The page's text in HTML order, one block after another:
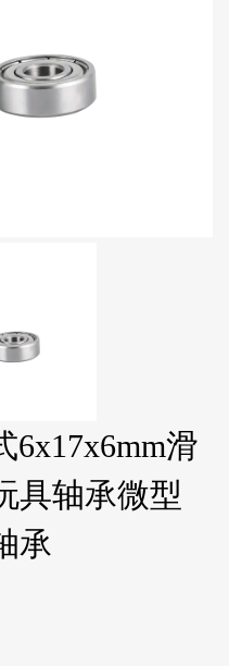
6x17x6mm滑
具轴承微型
承